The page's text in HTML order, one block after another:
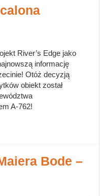
River’s Edge jako
informację
Otóż decyzją
obiekt został
A-762!
Bode –